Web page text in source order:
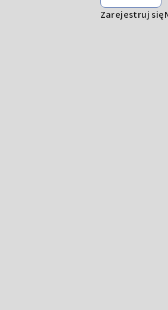
Zarejestruj się